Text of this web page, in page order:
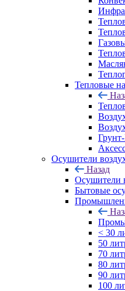
Тепловые
Осушители
Назад
Осушители
Бытовые
< 30
50
70
80
90
100